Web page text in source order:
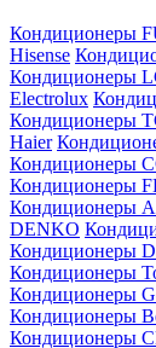
Кондиционеры
Hisense
Кондиционеры
Electrolux
Кондиционеры
Haier
Кондиционеры
Кондиционеры
Кондиционеры
DENKO
Кондиционеры
Кондиционеры
Кондиционеры
Кондиционеры
Кондиционеры